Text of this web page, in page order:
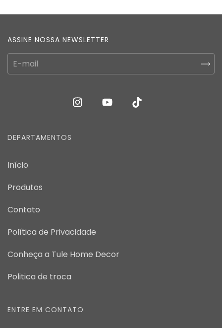
ASSINE NOSSA NEWSLETTER
DEPARTAMENTOS
Início
Produtos
Contato
Política de Privacidade
Conheça a Tule Home Decor
Politica de troca
ENTRE EM CONTATO